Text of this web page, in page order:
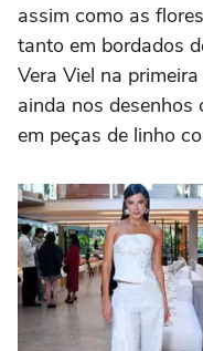
assim como as
tanto em bordados
Vera Viel na
ainda nos
em peças de linho